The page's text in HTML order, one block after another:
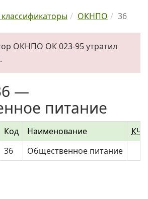
ОКНПО 36
ОКНПО ОК 023-95 утратил
—
питание
Код Наименование
КЧ
36 Общественное питание